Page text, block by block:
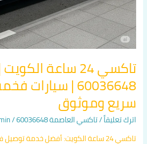
تاكسي 24 ساعة
60036648 |
سريع وموثوق
اترك تعليقاً/تاكسي العاصمة 60036648 /
تاكسي 24 ساعة الكويت: أفضل خدمة
سريع
وموثوق